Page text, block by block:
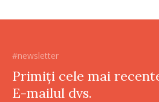
#newsletter
Primiți cele mai
E-mailul dvs.